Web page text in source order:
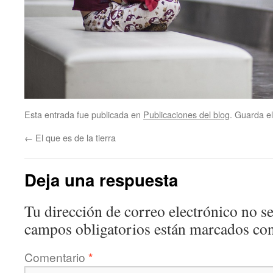
Esta entrada fue publicada en Publicaciones del blog. Guarda
← El que es de la tierra
Deja una respuesta
Tu dirección de correo electrónico no
campos obligatorios están marcados
Comentario *